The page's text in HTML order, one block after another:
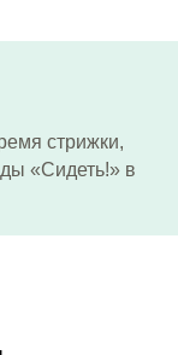
стрижки,
«Сидеть!» в